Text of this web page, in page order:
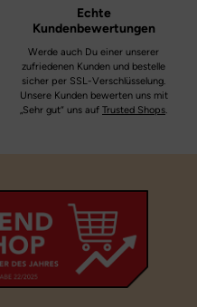
Klettverschluss
Echte
Kundenbewertungen
Werde auch Du einer unserer
zufriedenen Kunden und bestelle
sicher per SSL-Verschlüsselung.
Unsere Kunden bewerten uns mit
„Sehr gut“ uns auf Trusted Shops.